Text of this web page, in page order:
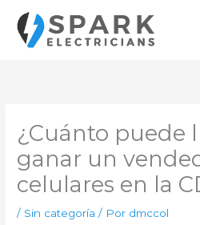
contenido
¿Cuánto puede
ganar un
celulares en la
/ Sin categoría / Por dmccol